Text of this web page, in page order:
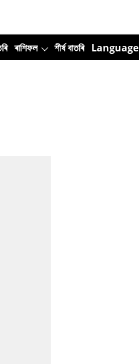
ৰাশিফল শীৰ্ষ বাতৰি Language